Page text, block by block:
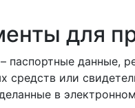
для
паспортные данные,
средств или
в